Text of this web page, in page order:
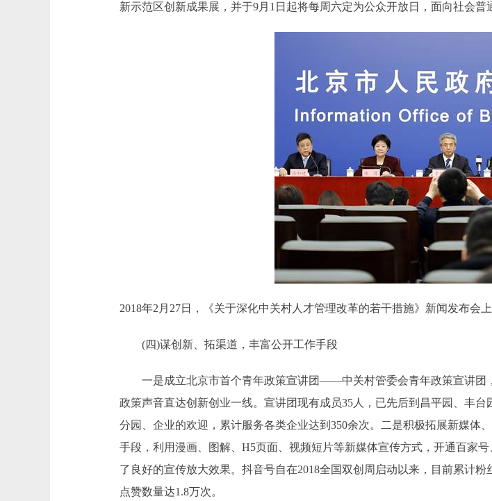
新示范区创新成果展，并于9月1日起将每周六定为公众开放日，面向社会普
2018年2月27日，《关于深化中关村人才管理改革的若干措施》新闻发布
(四)谋创新、拓渠道，丰富公开工作手段
一是成立北京市首个青年政策宣讲团——中关村管委会青年政策宣讲团
政策声音直达创新创业一线。宣讲团现有成员35人，已先后到昌平园、丰
分园、企业的欢迎，累计服务各类企业达到350余次。二是积极拓展新媒体
手段，利用漫画、图解、H5页面、视频短片等新媒体宣传方式，开通百家
了良好的宣传放大效果。抖音号自在2018全国双创周启动以来，目前累计
点赞数量达1.8万次。